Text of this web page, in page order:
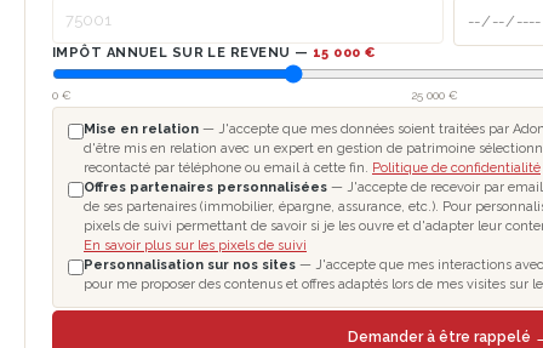
IMPÔT ANNUEL SUR LE REVENU — 15 000 €
0 € 25 000 €
Mise en relation — J'accepte que mes données soient traitées par
d'être mis en relation avec un expert en gestion de patrimoine
recontacté par téléphone ou email à cette fin. Politique de confidentialité
Offres partenaires personnalisées — J'accepte de recevoir par email
de ses partenaires (immobilier, épargne, assurance, etc.). Pour
pixels de suivi permettant de savoir si je les ouvre et d'adapter leur
En savoir plus sur les pixels de suivi
Personnalisation sur nos sites — J'accepte que mes interactions
pour me proposer des contenus et offres adaptés lors de mes visites sur
Demander à être rappelé